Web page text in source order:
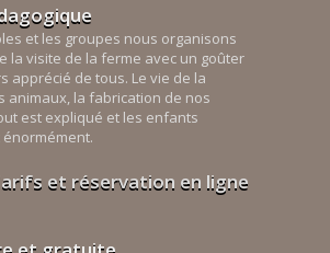
et les groupes nous organisons
la visite de la ferme avec un goûter
apprécié de tous. Le vie de la
animaux, la fabrication de nos
est expliqué et les enfants
et réservation en ligne